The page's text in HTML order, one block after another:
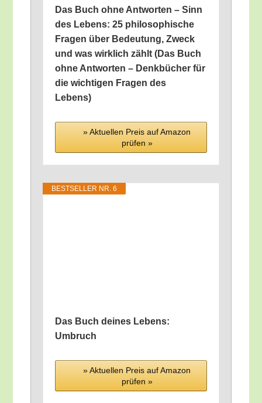
Das Buch ohne Ant­wor­ten – Sinn
des Lebens: 25 phi­lo­so­phi­sche
Fra­gen über Bedeu­tung, Zweck
und was wirk­lich zählt (Das Buch
ohne Ant­wor­ten – Denk­bü­cher für
die wich­ti­gen Fra­gen des
Lebens)
» Aktu­el­len Preis auf Ama­zon
prü­fen »
BEST­SEL­LER NR. 6
Das Buch dei­nes Lebens:
Umbruch
» Aktu­el­len Preis auf Ama­zon
prü­fen »